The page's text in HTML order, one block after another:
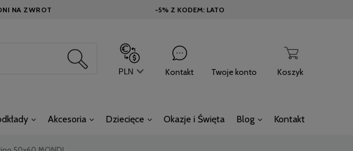
NA ZWROT -5% Z KODEM: LATO
Koszyk
Kontakt Twoje konto
Akcesoria Dziecięce Okazje i Święta Blog Kontakt